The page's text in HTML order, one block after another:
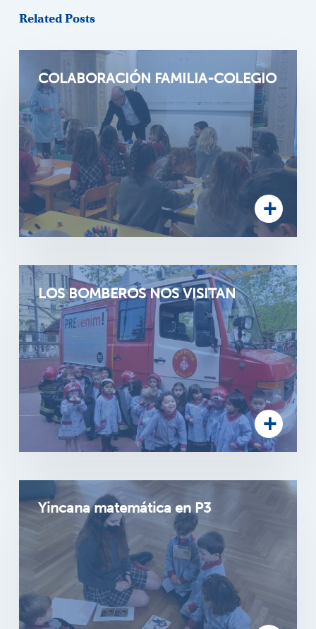
Related Posts
COLABORACIÓN FAMILIA-COLEGIO
LOS BOMBEROS NOS VISITAN
Yincana matemática en P3